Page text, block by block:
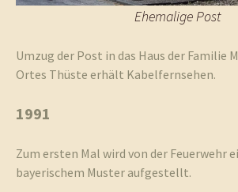
Ehemalige Post
Umzug der Post in das Haus der Familie
Ortes Thüste erhält Kabelfernsehen.
1991
Zum ersten Mal wird von der Feuerwehr
bayerischem Muster aufgestellt.